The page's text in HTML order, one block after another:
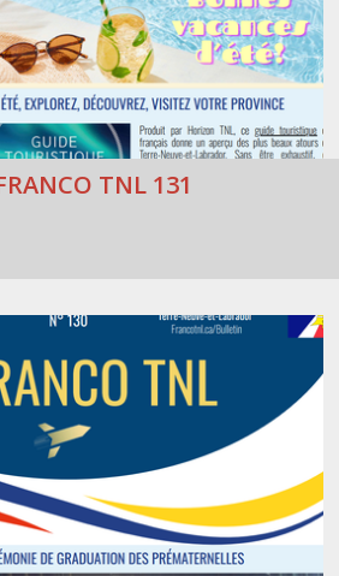
TNL 131